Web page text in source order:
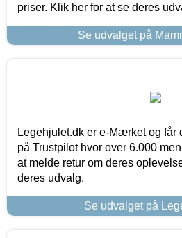
priser. Klik her for at se deres
Se udvalget på
Legehjulet.dk er e-Mærket og får
på Trustpilot hvor over 6.000
at melde retur om deres
deres udvalg.
Se udvalget på